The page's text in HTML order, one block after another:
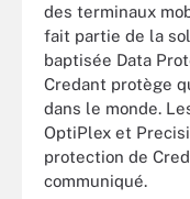
des terminaux
fait partie de la
baptisée Data
Credant protège
dans le monde.
OptiPlex et
protection de
communiqué.